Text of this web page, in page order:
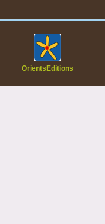
OrientsEditions